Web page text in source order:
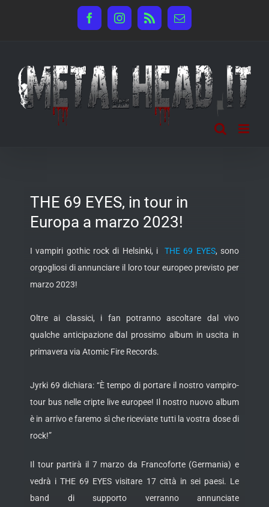
FacebookInstagram
Rss Email
THE 69 EYES, in tour in
Europa a marzo 2023!
I vampiri gothic rock di Helsinki, i THE 69 EYES, sono
orgogliosi di annunciare il loro tour europeo previsto per
marzo 2023!
Oltre ai classici, i fan potranno ascoltare dal vivo
qualche anticipazione dal prossimo album in uscita in
primavera via Atomic Fire Records.
Jyrki 69 dichiara:“È tempo di portare il nostro vampiro-
tour bus nelle cripte live europee! Il nostro nuovo album
è in arrivo e faremo sì che riceviate tutti la vostra dose di
rock!”
Il tour partirà il 7 marzo da Francoforte (Germania) e
vedrà i THE 69 EYES visitare 17 città in sei paesi. Le
band di supporto verranno annunciate